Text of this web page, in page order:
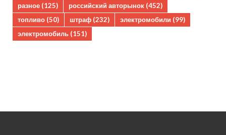
разное (125) российский авторынок (452)
топливо (50) штраф (232) электромобили (99)
электромобиль (151)